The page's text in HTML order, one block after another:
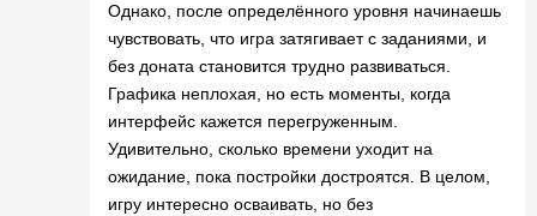
Однако, после определённого уровня начинаешь
чувствовать, что игра затягивает с заданиями, и
без доната становится трудно развиваться.
Графика неплохая, но есть моменты, когда
интерфейс кажется перегруженным.
Удивительно, сколько времени уходит на
ожидание, пока постройки достроятся. В целом,
игру интересно осваивать, но без